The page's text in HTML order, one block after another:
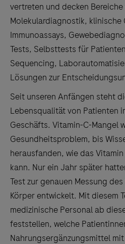
vertreten und decken Bereiche
Molekulardiagnostik, klinische
Immunoassays,
Tests, Selbsttests für
Sequencing,
Lösungen zur
Seit unseren Anfängen steht
Lebensqualität von Patienten
Geschäfts. Vitamin-C-Mangel
Gesundheitsproblem, bis
herausfanden, wie das
kann. Nur ein Jahr später
Test zur genauen Messung
Körper entwickelt. Mit diesem
medizinische Personal ab
feststellen, welche
Nahrungsergänzungsmittel